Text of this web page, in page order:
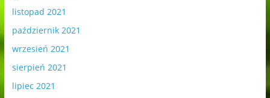
listopad 2021
październik 2021
wrzesień 2021
sierpień 2021
lipiec 2021